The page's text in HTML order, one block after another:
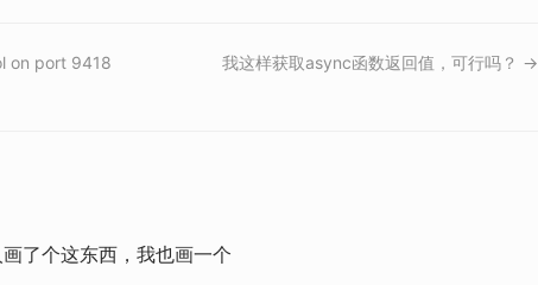
on port 9418
我这样获取async函数返回值，可行吗？ →
了个这东西，我也画一个